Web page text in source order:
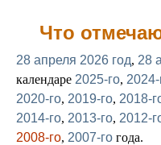
Что
28 апреля 2026 год, 28
календаре 2025-го, 2024-
2020-го, 2019-го, 2018-
2014-го, 2013-го, 2012-
2008-го, 2007-го года.